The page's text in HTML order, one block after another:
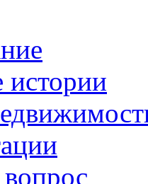
истории
вопрос